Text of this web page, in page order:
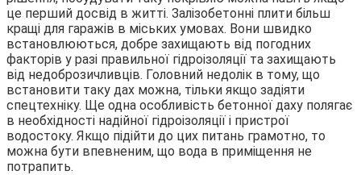
це перший досвід в житті. Залізобетонні плити більш
кращі для гаражів в міських умовах. Вони швидко
встановлюються, добре захищають від погодних
факторів у разі правильної гідроізоляції та захищають
від недоброзичливців. Головний недолік в тому, що
встановити таку дах можна, тільки якщо задіяти
спецтехніку. Ще одна особливість бетонної даху полягає
в необхідності надійної гідроізоляції і пристрої
водостоку. Якщо підійти до цих питань грамотно, то
можна бути впевненим, що вода в приміщення не
потрапить.